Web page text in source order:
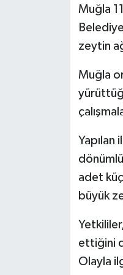
Muğla
zeytin
Muğla
Yapılan
adet
büyük
ettiğini
Olayla